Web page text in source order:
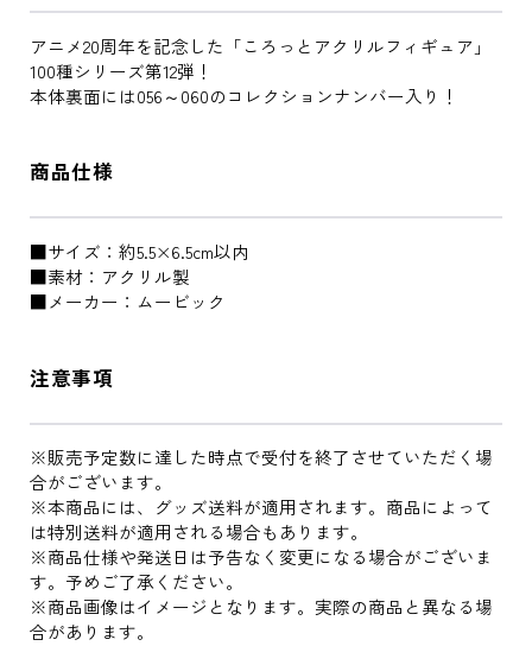
アニメ20周年を記念した「ころっとアクリルフィギュア」
100種シリーズ第12弾！
本体裏面には056～060のコレクションナンバー入り！
商品仕様
■サイズ：約5.5×6.5cm以内
■素材：アクリル製
■メーカー：ムービック
注意事項
※販売予定数に達した時点で受付を終了させていただく場
合がございます。
※本商品には、グッズ送料が適用されます。商品によって
は特別送料が適用される場合もあります。
※商品仕様や発送日は予告なく変更になる場合がございま
す。予めご了承ください。
※商品画像はイメージとなります。実際の商品と異なる場
合があります。